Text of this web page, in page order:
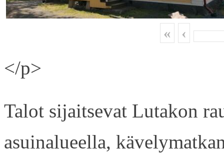
« ‹
</p>
Talot sijaitsevat Lutakon
asuinalueella,